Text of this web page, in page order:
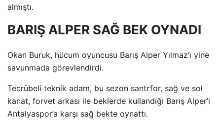
almıştı.
BARIŞ ALPER SAĞ BEK OYNADI
Okan Buruk, hücum oyuncusu Barış Alper Yılmaz’ı yine
savunmada görevlendirdi.
Tecrübeli teknik adam, bu sezon santrfor, sağ ve sol
kanat, forvet arkası ile beklerde kullandığı Barış Alper’i
Antalyaspor’a karşı sağ bekte oynattı.